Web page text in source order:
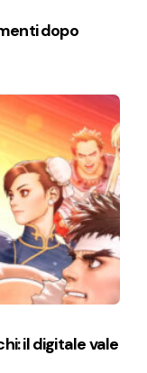
dopo
il digitale vale